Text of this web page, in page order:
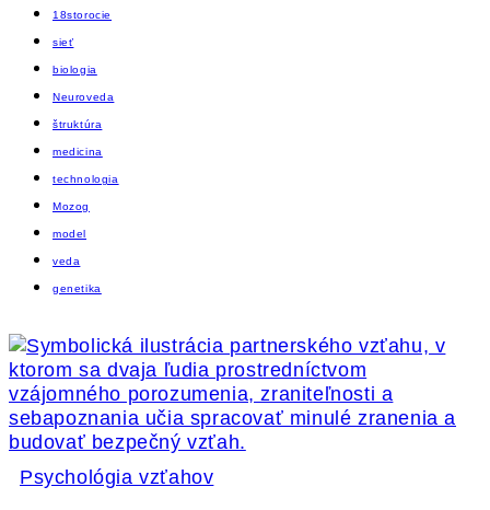
18storocie
sieť
biologia
Neuroveda
štruktúra
medicina
technologia
Mozog
model
veda
genetika
Psychológia vzťahov